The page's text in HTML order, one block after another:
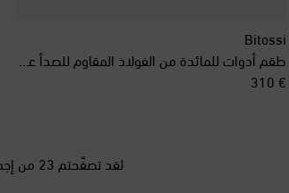
Bitossi
طقم أدوات للمائدة من الفولاذ المقاوم للصدأ عدد 24
€ 310
original price
لقد تصفّحتم 23 من إجمالي 23 من المنتجات